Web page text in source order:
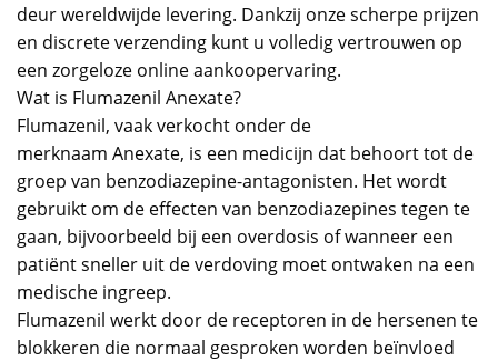
deur wereldwijde levering. Dankzij onze scherpe prijzen
en discrete verzending kunt u volledig vertrouwen op
een zorgeloze online aankoopervaring.
Wat is Flumazenil Anexate?
Flumazenil, vaak verkocht onder de
merknaam Anexate, is een medicijn dat behoort tot de
groep van benzodiazepine-antagonisten. Het wordt
gebruikt om de effecten van benzodiazepines tegen te
gaan, bijvoorbeeld bij een overdosis of wanneer een
patiënt sneller uit de verdoving moet ontwaken na een
medische ingreep.
Flumazenil werkt door de receptoren in de hersenen te
blokkeren die normaal gesproken worden beïnvloed